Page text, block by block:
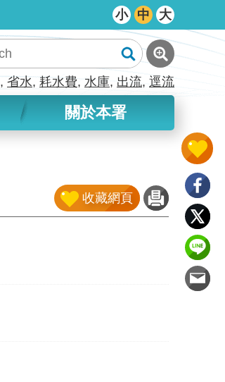
小 中 大
省水 耗水費 水庫 出流 逕流
關於本署
收藏網頁